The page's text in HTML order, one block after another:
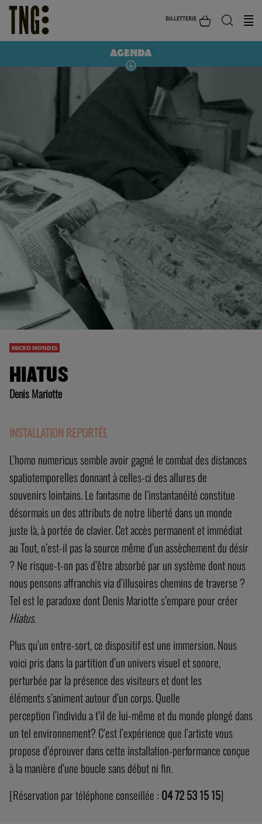
BILLETTERIE
AGENDA
MICRO MONDES
HIATUS
Denis Mariotte
INSTALLATION REPORTÉE
L’homo numericus semble avoir gagné le combat des distances
spatiotemporelles donnant à celles-ci des allures de
souvenirs lointains. Le fantasme de l’instantanéité constitue
désormais un des attributs de notre liberté dans un monde
juste là, à portée de clavier. Cet accès permanent et immédiat
au Tout, n’est-il pas la source même d’un assèchement du désir
? Ne risque-t-on pas d’être absorbé par un système dont nous
nous pensons affranchis via d’illusoires chemins de traverse ?
Tel est le paradoxe dont Denis Mariotte s’empare pour créer
Hiatus.
Plus qu’un entre-sort, ce dispositif est une immersion. Nous
voici pris dans la partition d’un univers visuel et sonore,
perturbée par la présence des visiteurs et dont les
éléments s’animent autour d’un corps. Quelle
perception l’individu a t’il de lui-même et du monde plongé dans
un tel environnement? C’est l’expérience que l’artiste vous
propose d’éprouver dans cette installation-performance conçue
à la manière d’une boucle sans début ni fin.
[Réservation par téléphone conseillée : 04 72 53 15 15]